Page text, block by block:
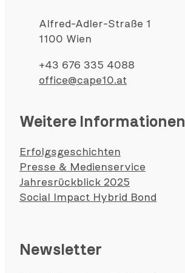
Alfred-Adler-Straße 1
1100 Wien
+43 676 335 4088
office@cape10.at
Weitere Informationen
Erfolgsgeschichten
Presse & Medienservice
Jahresrückblick 2025
Social Impact Hybrid Bond
Newsletter